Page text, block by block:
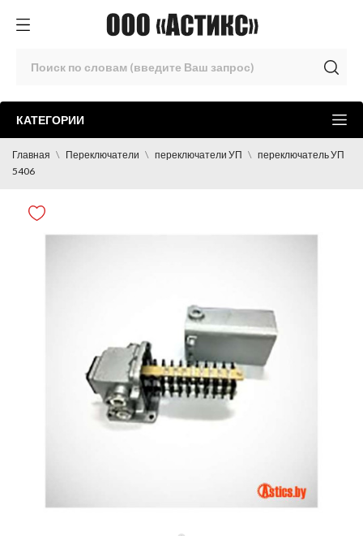
КАТЕГОРИИ
Главная Переключатели переключатели УП
переключатель УП
5406